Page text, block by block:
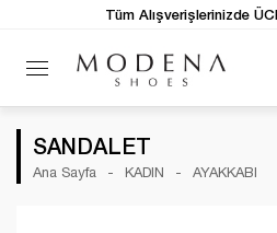
Tüm Alışverişlerinizde
SANDALET
Ana Sayfa KADIN AYAKKABI